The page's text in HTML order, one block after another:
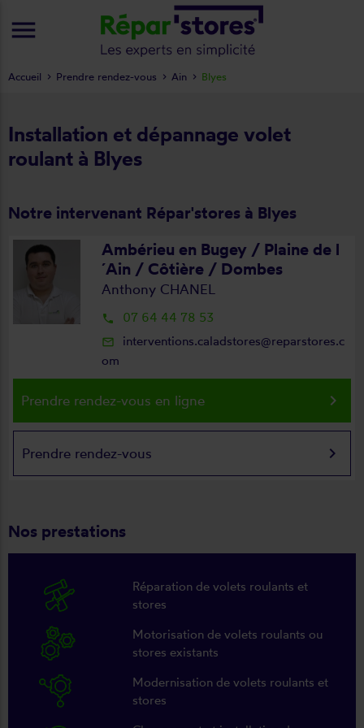
Installation et dépannage volet
roulant à Blyes
Notre intervenant Répar'stores à Blyes
Ambérieu en Bugey / Plaine de l
´Ain / Côtière / Dombes
Anthony CHANEL
local_phone 07 64 44 78 53
mail_outline
interventions.caladstores@reparstores.c
om
Prendre rendez-vous en ligne keyboard_arrow_right
Prendre rendez-vous keyboard_arrow_right
Nos prestations
Réparation de volets roulants et
stores
Motorisation de volets roulants ou
stores existants
Modernisation de volets roulants et
stores
Accueil Prendre rendez-vous Ain Blyes
menu